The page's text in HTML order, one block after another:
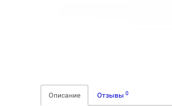
Описание Отзывы0